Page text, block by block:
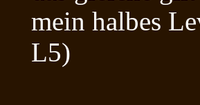
mein halbes
L5)